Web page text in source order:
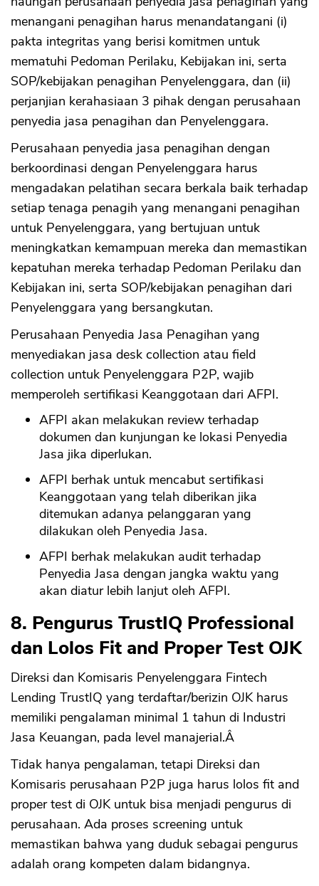
menangani penagihan harus menandatangani (i)
pakta integritas yang berisi komitmen untuk
mematuhi Pedoman Perilaku, Kebijakan ini, serta
SOP/kebijakan penagihan Penyelenggara, dan (ii)
perjanjian kerahasiaan 3 pihak dengan perusahaan
penyedia jasa penagihan dan Penyelenggara.
Perusahaan penyedia jasa penagihan dengan
berkoordinasi dengan Penyelenggara harus
mengadakan pelatihan secara berkala baik terhadap
setiap tenaga penagih yang menangani penagihan
untuk Penyelenggara, yang bertujuan untuk
meningkatkan kemampuan mereka dan memastikan
kepatuhan mereka terhadap Pedoman Perilaku dan
Kebijakan ini, serta SOP/kebijakan penagihan dari
Penyelenggara yang bersangkutan.
Perusahaan Penyedia Jasa Penagihan yang
menyediakan jasa desk collection atau field
collection untuk Penyelenggara P2P, wajib
memperoleh sertifikasi Keanggotaan dari AFPI.
AFPI akan melakukan review terhadap
dokumen dan kunjungan ke lokasi Penyedia
Jasa jika diperlukan.
AFPI berhak untuk mencabut sertifikasi
Keanggotaan yang telah diberikan jika
ditemukan adanya pelanggaran yang
dilakukan oleh Penyedia Jasa.
AFPI berhak melakukan audit terhadap
Penyedia Jasa dengan jangka waktu yang
akan diatur lebih lanjut oleh AFPI.
8. Pengurus TrustIQ Professional
dan Lolos Fit and Proper Test OJK
Direksi dan Komisaris Penyelenggara Fintech
Lending TrustIQ yang terdaftar/berizin OJK harus
memiliki pengalaman minimal 1 tahun di Industri
Jasa Keuangan, pada level manajerial.Â
Tidak hanya pengalaman, tetapi Direksi dan
Komisaris perusahaan P2P juga harus lolos fit and
proper test di OJK untuk bisa menjadi pengurus di
perusahaan. Ada proses screening untuk
memastikan bahwa yang duduk sebagai pengurus
adalah orang kompeten dalam bidangnya.